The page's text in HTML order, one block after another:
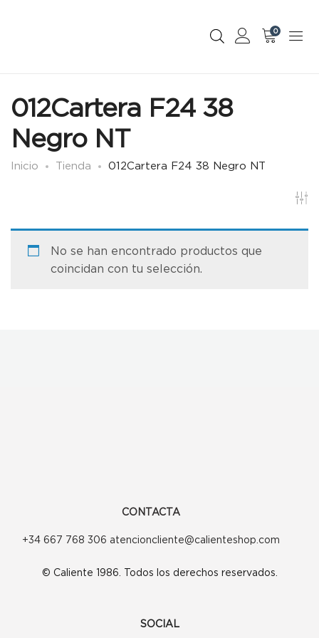
0
012Cartera F24 38
Negro NT
Inicio Tienda 012Cartera F24 38 Negro NT
No se han encontrado productos que
coincidan con tu selección.
CONTACTA
+34 667 768 306 atencioncliente@calienteshop.com
© Caliente 1986. Todos los derechos reservados.
SOCIAL